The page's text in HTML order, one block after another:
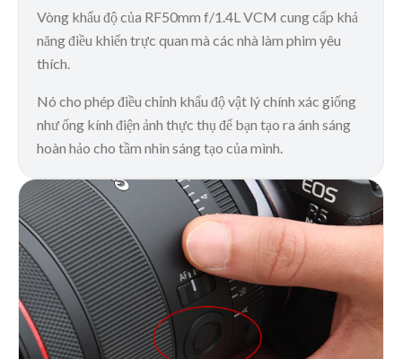
Vòng khẩu độ của RF50mm f/1.4L VCM cung cấp khả
năng điều khiển trực quan mà các nhà làm phim yêu
thích.
Nó cho phép điều chỉnh khẩu độ vật lý chính xác giống
như ống kính điện ảnh thực thụ để bạn tạo ra ánh sáng
hoàn hảo cho tầm nhìn sáng tạo của mình.